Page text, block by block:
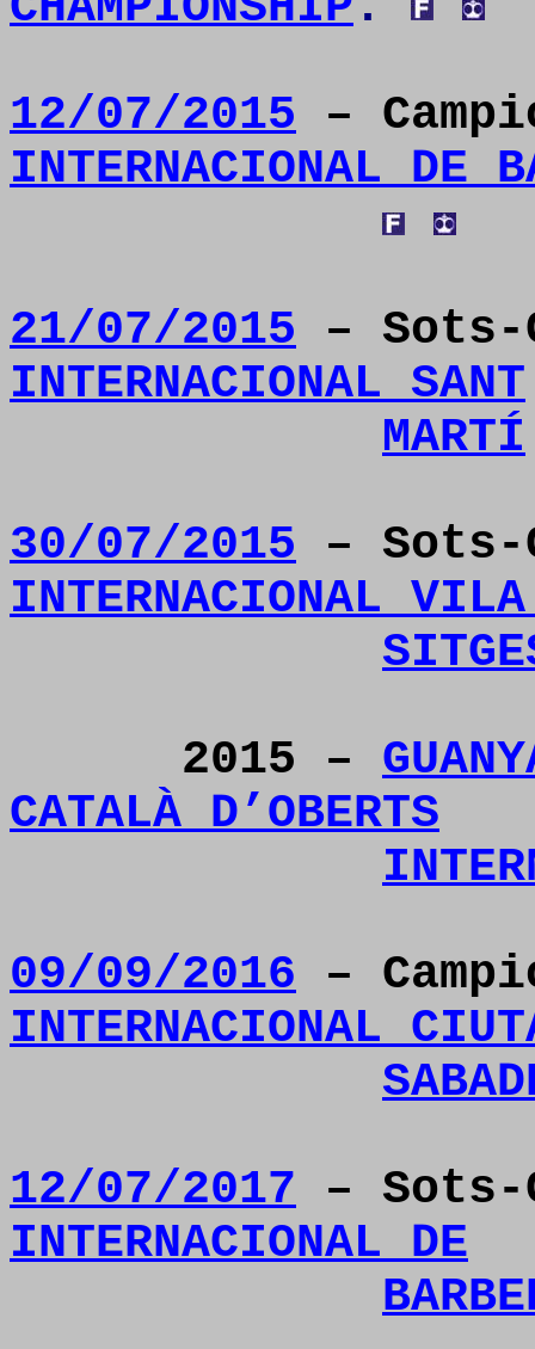
12/07/2015 –
INTERNACIONAL DE
21/07/2015 – Sots-
INTERNACIONAL SANT
MARTÍ
30/07/2015 – Sots-
INTERNACIONAL
2015 –
CATALÀ D’OBERTS
09/09/2016 –
INTERNACIONAL
12/07/2017 – Sots-
INTERNACIONAL DE